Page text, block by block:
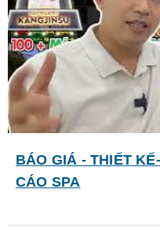
BÁO GIÁ - THIẾT
CÁO SPA